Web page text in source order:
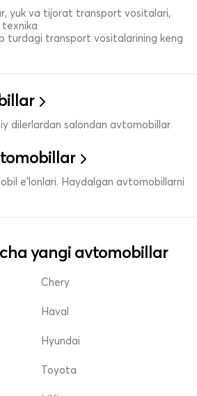
yuk va tijorat transport vositalari,
turdagi transport vositalarining keng
dilerlardan salondan avtomobillar
e’lonlari. Haydalgan avtomobillarni
yangi avtomobillar
Chery
Haval
Hyundai
Toyota